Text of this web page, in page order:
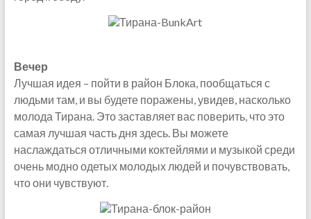
Вечер
Лучшая идея – пойти в район Блока, пообщаться с
людьми там, и вы будете поражены, увидев, насколько
молода Тирана. Это заставляет вас поверить, что это
самая лучшая часть дня здесь. Вы можете
наслаждаться отличными коктейлями и музыкой среди
очень модно одетых молодых людей и почувствовать,
что они чувствуют.